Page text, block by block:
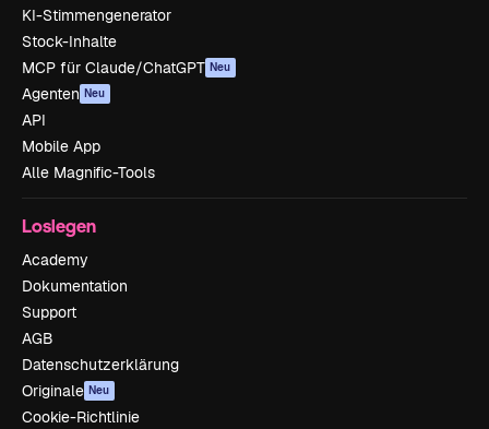
KI-Stimmengenerator
Stock-Inhalte
MCP für Claude/ChatGPT Neu
Agenten Neu
API
Mobile App
Alle Magnific-Tools
Loslegen
Academy
Dokumentation
Support
AGB
Datenschutzerklärung
Originale Neu
Cookie-Richtlinie